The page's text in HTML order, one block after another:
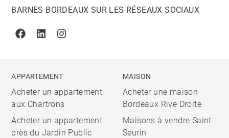
BARNES BORDEAUX SUR LES RÉSEAUX SOCIAUX
FacebookLinkedinInstagram
APPARTEMENT
Acheter un appartement
aux Chartrons
Acheter un appartement
près du Jardin Public
MAISON
Acheter une maison
Bordeaux Rive Droite
Maisons à vendre Saint
Seurin